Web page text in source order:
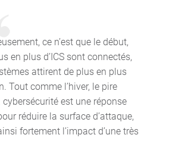
ce n’est que le début,
en plus d’ICS sont connectés,
attirent de plus en plus
Tout comme l’hiver, le pire
cybersécurité est une réponse
réduire la surface d’attaque,
fortement l’impact d’une très